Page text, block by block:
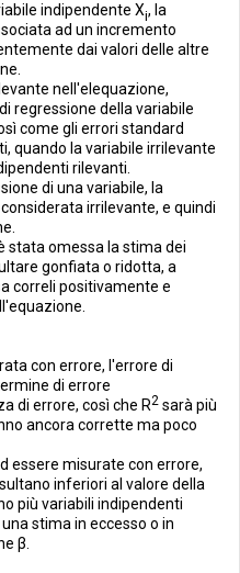
indipendente Xi, la
ad un incremento
dai valori delle altre
nell'elequazione,
regressione della variabile
come gli errori standard
quando la variabile irrilevante
rilevanti.
di una variabile, la
irrilevante, e quindi
stata omessa la stima dei
gonfiata o ridotta, a
correli positivamente e
con errore, l'errore di
di errore
di errore, così che R2 sarà più
ancora corrette ma poco
essere misurate con errore,
inferiori al valore della
più variabili indipendenti
stima in eccesso o in
β.